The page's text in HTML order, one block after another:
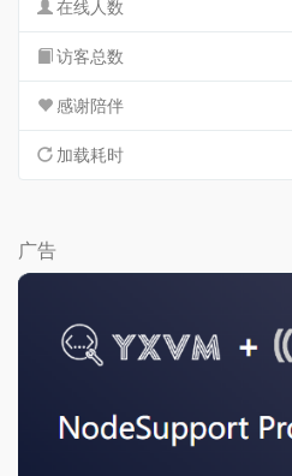
在线人数
访客总数
感谢陪伴
加载耗时
广告